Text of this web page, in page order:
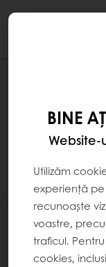
BINE
Website-
Utilizăm
experiență
recunoaște
voastre,
traficul.
cookies,